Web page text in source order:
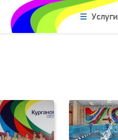
Услуги